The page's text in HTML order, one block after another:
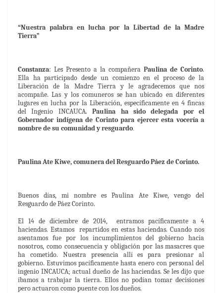
“Nuestra palabra en lucha por la Libertad de la Madre
Tierra”
Constanza: Les Presento a la compañera Paulina de Corinto.
Ella ha participado desde un comienzo en el proceso de la
Liberación de la Madre Tierra y le agradecemos que nos
acompañe. Las y los comuneros se han ubicado en diferentes
lugares en lucha por la Liberación, específicamente en 4 fincas
del Ingenio INCAUCA.Paulina ha sido delegada por el
Gobernador indígena de Corinto para ejercer esta vocería a
nombre de su comunidad y resguardo.
Paulina Ate Kiwe, comunera del Resguardo Páez de Corinto.
Buenos días, mi nombre es Paulina Ate Kiwe, vengo del
Resguardo de Páez Corinto.
El 14 de diciembre de 2014, entramos pacíficamente a 4
haciendas. Estamos repartidos en estas haciendas. Cuando nos
asentamos fue por los incumplimientos del gobierno hacia
nosotros, como consecuencia y obligación por las masacres que
ha cometido. Nuestra presencia allí es para presionar al
gobierno. Estuvimos pacíficamente hasta enero con personal del
ingenio INCAUCA; actual dueño de las haciendas. Se les dijo que
íbamos a trabajar la tierra. Ellos no podían tomar decisiones
pero actuaron como puente con los dueños.